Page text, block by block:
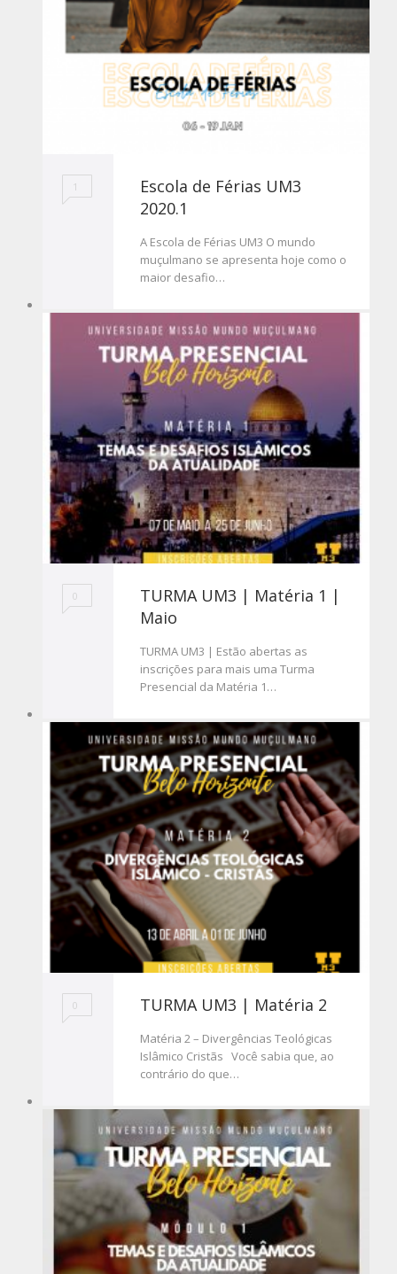
1
Escola de Férias UM3
2020.1
A Escola de Férias UM3 O mundo
muçulmano se apresenta hoje como o
maior desafio…
0
TURMA UM3 | Matéria 1 |
Maio
TURMA UM3 | Estão abertas as
inscrições para mais uma Turma
Presencial da Matéria 1…
0 TURMA UM3 | Matéria 2
Matéria 2 – Divergências Teológicas
Islâmico Cristãs Você sabia que, ao
contrário do que…